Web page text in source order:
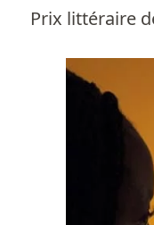
Prix littéraire
Livres les
Prix littéraires